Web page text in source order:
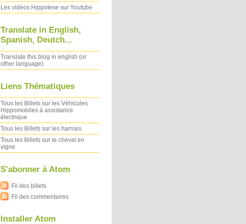
Les vidéos Hippotese sur Youtube
Translate in English,
Spanish, Deutch...
Translate this blog in english (or
other language)
Liens Thématiques
Tous les Billets sur les Véhicules
Hippomobiles à assistance
électrique
Tous les Billets sur les harnais
Tous les Billets sur le cheval en
vigne
S'abonner à Atom
Fil des billets
Fil des commentaires
Installer Atom